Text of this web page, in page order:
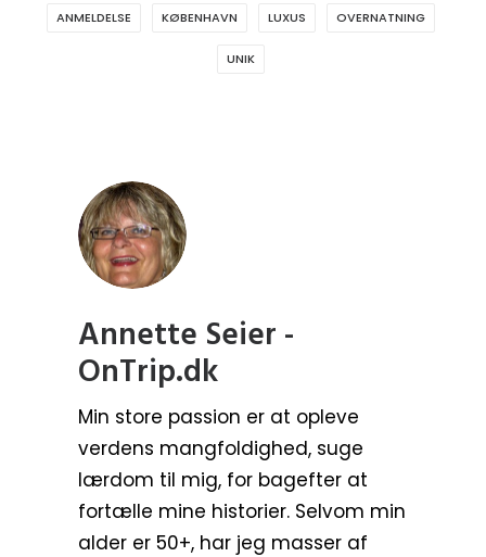
ANMELDELSE KØBENHAVN LUXUS OVERNATNING
UNIK
Annette Seier -
OnTrip.dk
Min store passion er at opleve
verdens mangfoldighed, suge
lærdom til mig, for bagefter at
fortælle mine historier. Selvom min
alder er 50+, har jeg masser af